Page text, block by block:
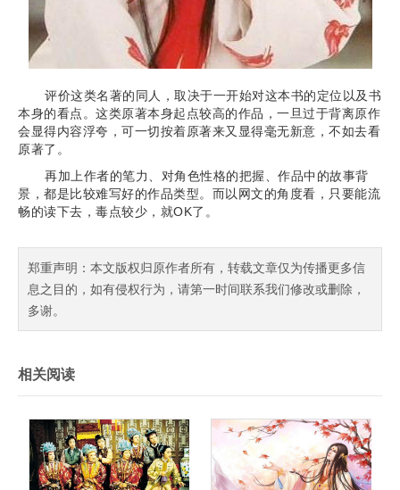
评价这类名著的同人，取决于一开始对这本书的定位以及书
本身的看点。这类原著本身起点较高的作品，一旦过于背离原作
会显得内容浮夸，可一切按着原著来又显得毫无新意，不如去看
原著了。
再加上作者的笔力、对角色性格的把握、作品中的故事背
景，都是比较难写好的作品类型。而以网文的角度看，只要能流
畅的读下去，毒点较少，就OK了。
郑重声明：本文版权归原作者所有，转载文章仅为传播更多信
息之目的，如有侵权行为，请第一时间联系我们修改或删除，
多谢。
相关阅读